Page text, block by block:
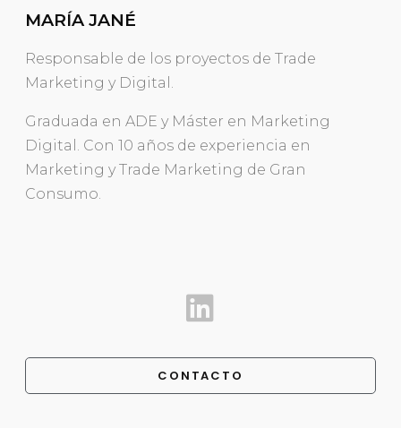
MARÍA JANÉ
Responsable de los proyectos de Trade
Marketing y Digital.
Graduada en ADE y Máster en Marketing
Digital. Con 10 años de experiencia en
Marketing y Trade Marketing de Gran
Consumo.
CONTACTO